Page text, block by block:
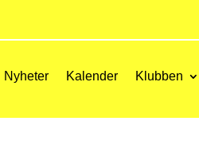
Nyheter Kalender Klubben